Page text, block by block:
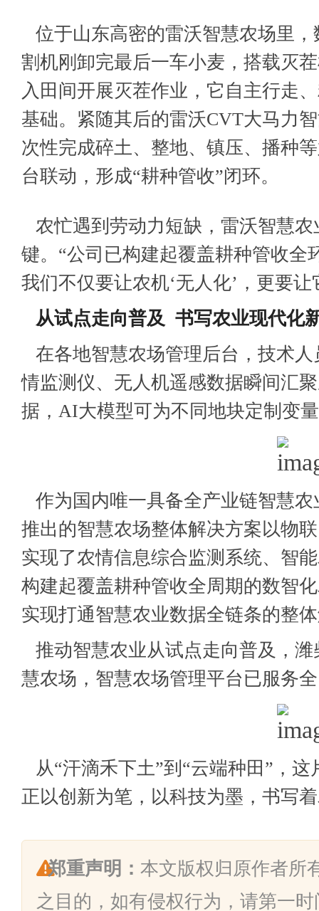
位于山东高密的雷沃智慧农场里
割机刚卸完最后一车小麦，搭载灭
入田间开展灭茬作业，它自主行走
基础。紧随其后的雷沃CVT大马力
次性完成碎土、整地、镇压、播种
台联动，形成“耕种管收”闭环。
农忙遇到劳动力短缺，雷沃智慧
键。“公司已构建起覆盖耕种管收
我们不仅要让农机‘无人化’，更要
从试点走向普及 书写农业现代化
在各地智慧农场管理后台，技术
情监测仪、无人机遥感数据瞬间汇
据，AI大模型可为不同地块定制变
作为国内唯一具备全产业链智慧
推出的智慧农场整体解决方案以物
实现了农情信息综合监测系统、智
构建起覆盖耕种管收全周期的数智
实现打通智慧农业数据全链条的整
推动智慧农业从试点走向普及，
慧农场，智慧农场管理平台已服务
从“汗滴禾下土”到“云端种田”，
正以创新为笔，以科技为墨，书写
郑重声明： 本文版权归原作者所
之目的，如有侵权行为，请第一